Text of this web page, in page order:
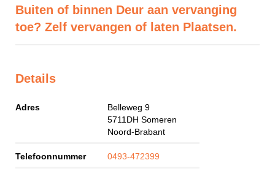
Buiten of binnen Deur aan vervanging
toe? Zelf vervangen of laten Plaatsen.
Details
Adres
Belleweg 9
5711DH Someren
Noord-Brabant
Telefoonnummer 0493-472399